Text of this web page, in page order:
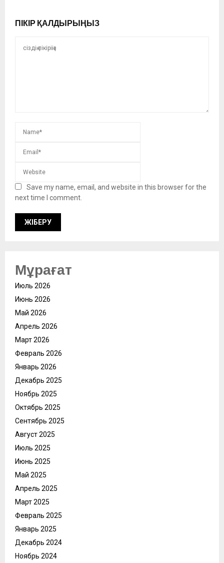
ПІКІР ҚАЛДЫРЫҢЫЗ
Save my name, email, and website in this browser for the
next time I comment.
Мұрағат
Июль 2026
Июнь 2026
Май 2026
Апрель 2026
Март 2026
Февраль 2026
Январь 2026
Декабрь 2025
Ноябрь 2025
Октябрь 2025
Сентябрь 2025
Август 2025
Июль 2025
Июнь 2025
Май 2025
Апрель 2025
Март 2025
Февраль 2025
Январь 2025
Декабрь 2024
Ноябрь 2024